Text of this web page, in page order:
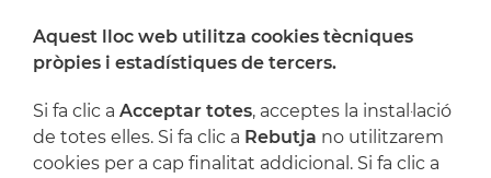
On ens trobem
Suport
Aquest lloc web utilitza cookies tècniques
pròpies i estadístiques de tercers.
Si fa clic a Acceptar totes, acceptes la instal·lació
de totes elles. Si fa clic a Rebutja no utilitzarem
cookies per a cap finalitat addicional. Si fa clic a